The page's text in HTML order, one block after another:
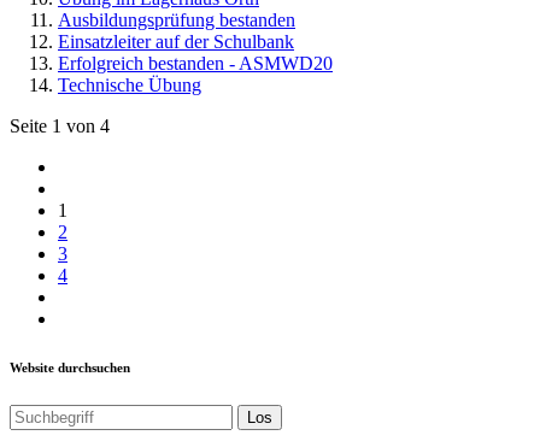
Ausbildungsprüfung bestanden
Einsatzleiter auf der Schulbank
Erfolgreich bestanden - ASMWD20
Technische Übung
Seite 1 von 4
1
2
3
4
Website durchsuchen
Los